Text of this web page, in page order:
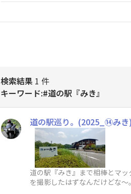
検索結果 1 件
キーワード:#道の駅『みき』
道の駅巡り。(2025_⑭み
道の駅『みき』まで相棒とマ
を撮影したはずなんだけどな